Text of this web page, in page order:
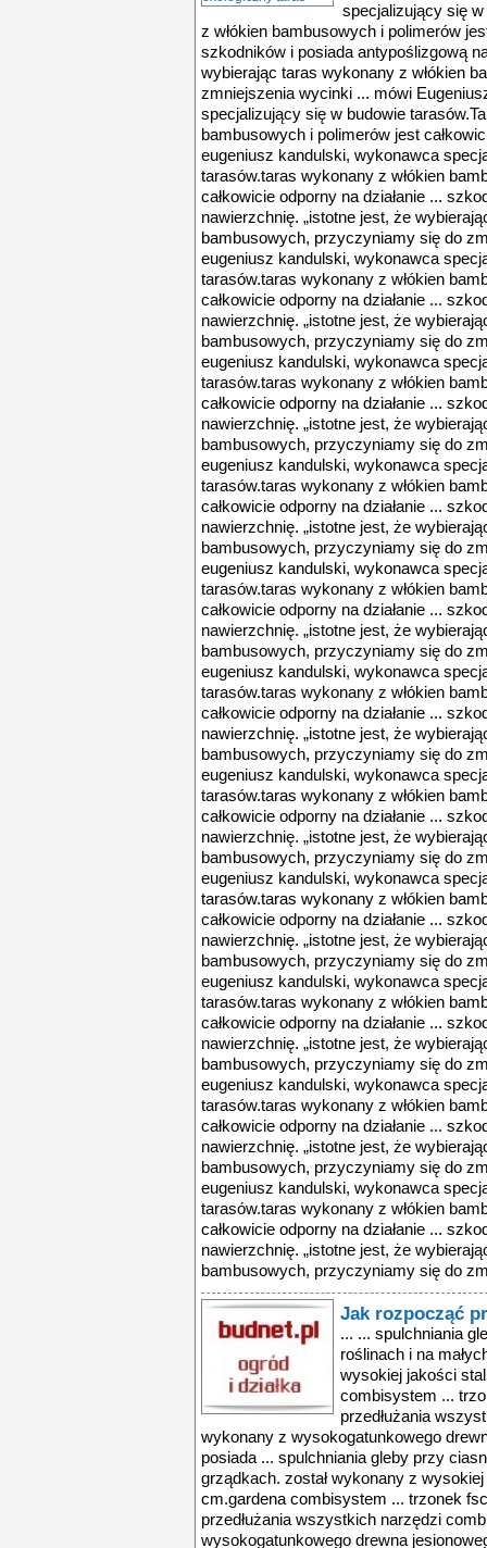
specjalizujący się
z włókien bambusowych i polimerów
szkodników i posiada antypoślizgową
wybierając taras wykonany z włókien
zmniejszenia wycinki ... mówi
specjalizujący się w budowie
bambusowych i polimerów jest
eugeniusz kandulski, wykonawca
tarasów.taras wykonany z włókien
całkowicie odporny na działanie ...
nawierzchnię. „istotne jest, że
bambusowych, przyczyniamy się do
eugeniusz kandulski, wykonawca
tarasów.taras wykonany z włókien
całkowicie odporny na działanie ...
nawierzchnię. „istotne jest, że
bambusowych, przyczyniamy się do
eugeniusz kandulski, wykonawca
tarasów.taras wykonany z włókien
całkowicie odporny na działanie ...
nawierzchnię. „istotne jest, że
bambusowych, przyczyniamy się do
eugeniusz kandulski, wykonawca
tarasów.taras wykonany z włókien
całkowicie odporny na działanie ...
nawierzchnię. „istotne jest, że
bambusowych, przyczyniamy się do
eugeniusz kandulski, wykonawca
tarasów.taras wykonany z włókien
całkowicie odporny na działanie ...
nawierzchnię. „istotne jest, że
bambusowych, przyczyniamy się do
eugeniusz kandulski, wykonawca
tarasów.taras wykonany z włókien
całkowicie odporny na działanie ...
nawierzchnię. „istotne jest, że
bambusowych, przyczyniamy się do
eugeniusz kandulski, wykonawca
tarasów.taras wykonany z włókien
całkowicie odporny na działanie ...
nawierzchnię. „istotne jest, że
bambusowych, przyczyniamy się do
eugeniusz kandulski, wykonawca
tarasów.taras wykonany z włókien
całkowicie odporny na działanie ...
nawierzchnię. „istotne jest, że
bambusowych, przyczyniamy się do
eugeniusz kandulski, wykonawca
tarasów.taras wykonany z włókien
całkowicie odporny na działanie ...
nawierzchnię. „istotne jest, że
bambusowych, przyczyniamy się do
eugeniusz kandulski, wykonawca
tarasów.taras wykonany z włókien
całkowicie odporny na działanie ...
nawierzchnię. „istotne jest, że
bambusowych, przyczyniamy się do
eugeniusz kandulski, wykonawca
tarasów.taras wykonany z włókien
całkowicie odporny na działanie ...
nawierzchnię. „istotne jest, że
bambusowych, przyczyniamy się do
Jak rozpocząć
... ... spulchniania
roślinach i na
wysokiej jakości
combisystem ...
przedłużania
wykonany z wysokogatunkowego
posiada ... spulchniania gleby przy
grządkach. został wykonany z
cm.gardena combisystem ... trzonek
przedłużania wszystkich narzędzi
wysokogatunkowego drewna